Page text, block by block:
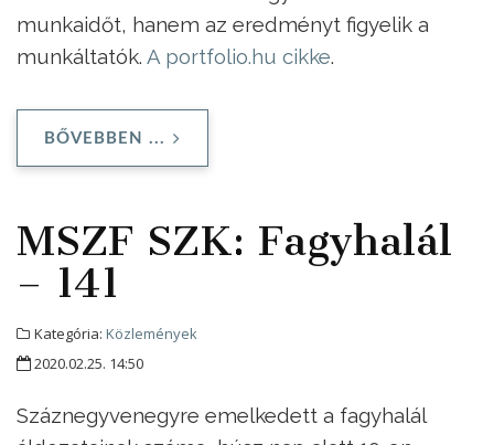
munkaidőt, hanem az eredményt figyelik a
munkáltatók. A portfolio.hu cikke.
BŐVEBBEN ...
MSZF SZK: Fagyhalál
– 141
Kategória: Közlemények
2020.02.25. 14:50
Száznegyvenegyre emelkedett a fagyhalál